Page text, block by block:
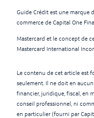
Guide Crédit est une marque
commerce de Capital One
Mastercard et le concept de
Mastercard International
Le contenu de cet article est
seulement. Il ne doit en
financier, juridique, fiscal, en
conseil professionnel, ni
en particulier (fourni par